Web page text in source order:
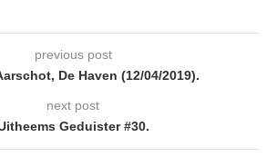
previous post
De Haven (12/04/2019).
next post
Geduister #30.